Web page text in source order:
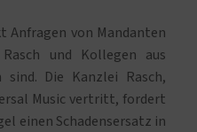
Anfragen von Mandanten
und Kollegen aus
Die Kanzlei Rasch,
Music vertritt, fordert
einen Schadensersatz in